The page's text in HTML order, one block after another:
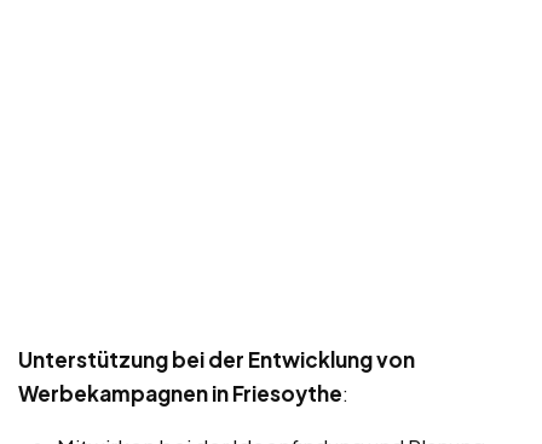
Unterstützung bei der Entwicklung von
Werbekampagnen in Friesoythe: